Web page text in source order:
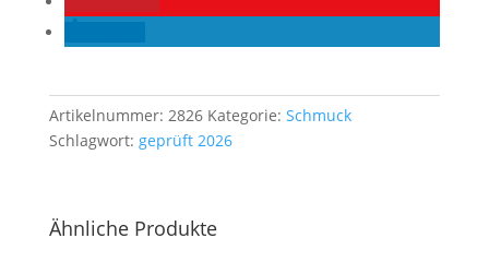
Artikelnummer: 2826 Kategorie: Schmuck
Schlagwort: geprüft 2026
Ähnliche Produkte